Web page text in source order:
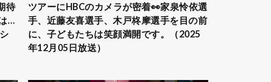
待
…
ツアーにHBCのカメラが密着👀家泉怜依選
手、近藤友喜選手、木戸柊摩選手を目の前
に、子どもたちは笑顔満開です。（2025
年12月05日放送）